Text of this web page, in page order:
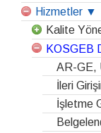
Hizmetler ▼
Kalite
KOSGEB
AR-GE,
İleri
İşletme